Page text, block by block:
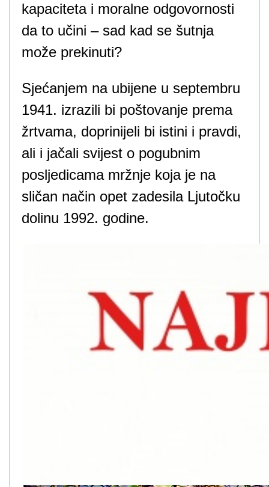
kapaciteta i moralne odgovornosti
da to učini – sad kad se šutnja
može prekinuti?
Sjećanjem na ubijene u septembru
1941. izrazili bi poštovanje prema
žrtvama, doprinijeli bi istini i pravdi,
ali i jačali svijest o pogubnim
posljedicama mržnje koja je na
sličan način opet zadesila Ljutočku
dolinu 1992. godine.